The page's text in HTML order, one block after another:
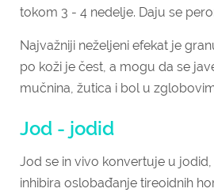
tokom 3 - 4 nedelje. Daju se
Najvažniji neželjeni efekat je
po koži je čest, a mogu da se
mučnina, žutica i bol u
Jod - jodid
Jod se in vivo konvertuje u
inhibira oslobađanje tireoidnih